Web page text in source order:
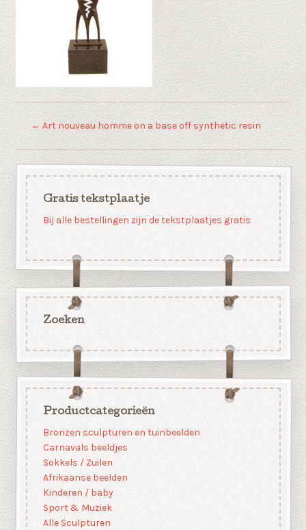
← Art nouveau homme on a base off synthetic resin
Gratis tekstplaatje
Bij alle bestellingen zijn de tekstplaatjes gratis
Zoeken
Productcategorieën
Bronzen sculpturen en tuinbeelden
Carnavals beeldjes
Sokkels / Zuilen
Afrikaanse beelden
Kinderen / baby
Sport & Muziek
Alle Sculpturen